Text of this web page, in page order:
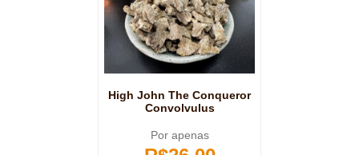
High John The Conqueror
Convolvulus
Por apenas